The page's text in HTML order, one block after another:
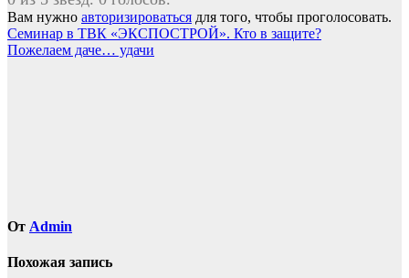
Вам нужно авторизироваться для того, чтобы проголосовать.
Навигация
по
Семинар в ТВК «ЭКСПОСТРОЙ». Кто в защите?
Пожелаем даче… удачи
От Admin
Похожая запись